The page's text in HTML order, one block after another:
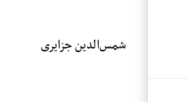
شمس‌الدین جزایری